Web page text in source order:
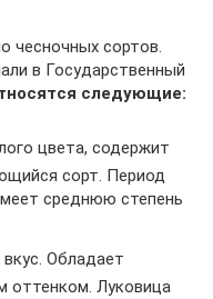
чесночных сортов.
в Государственный
следующие:
цвета, содержит
сорт. Период
среднюю степень
Обладает
Луковица